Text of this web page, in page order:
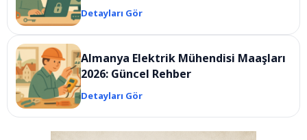
Detayları Gör
Almanya Elektrik Mühendisi Maaşları
2026: Güncel Rehber
Detayları Gör